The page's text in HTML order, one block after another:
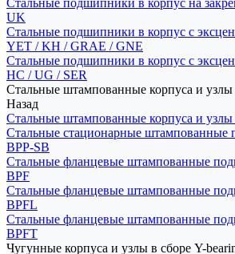
Стальные подшипники в корпус на
UK
Стальные подшипники в корпус с
YET / KH / GRAE / GNE
Стальные подшипники в корпус с
HC / UG / SER
Стальные штампованные корпуса и узлы
Назад
Стальные штампованные корпуса и узлы
Стальные стационарные штампованные
BPP-SB
Стальные фланцевые штампованные
BPF
Стальные фланцевые штампованные
BPFL
Стальные фланцевые штампованные
BPFT
Чугунные корпуса и узлы в сборе Y-